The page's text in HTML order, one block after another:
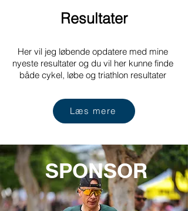
Resultater
Her vil jeg løbende opdatere med mine
nyeste resultater og du vil her kunne finde
både cykel, løbe og triathlon resultater
Læs mere
SPONSOR